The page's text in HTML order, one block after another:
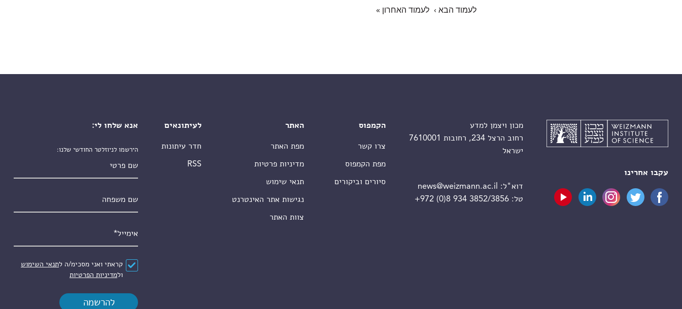
לעמוד הבא › לעמוד האחרון »
עקבו אחרינו
מכון ויצמן למדע
רחוב הרצל 234, רחובות 7610001
ישראל
דוא"ל:
news@weizmann.ac.il
טל:+972 (0)8 934 3852/3856
הקמפוס
צרו קשר
מפת הקמפוס
סיורים וביקורים
האתר
מפת האתר
מדיניות פרטיות
תנאי שימוש
נגישות אתר האינטרנט
צוות האתר
לעיתונאים
חדר עיתונות
RSS
אנא שלחו לי:
הירשמו לניוזלטר החודשי שלנו:
הסכם*
קראתי ואני מסכימ/ה לתנאי השימוש
ולמדיניות הפרטיות